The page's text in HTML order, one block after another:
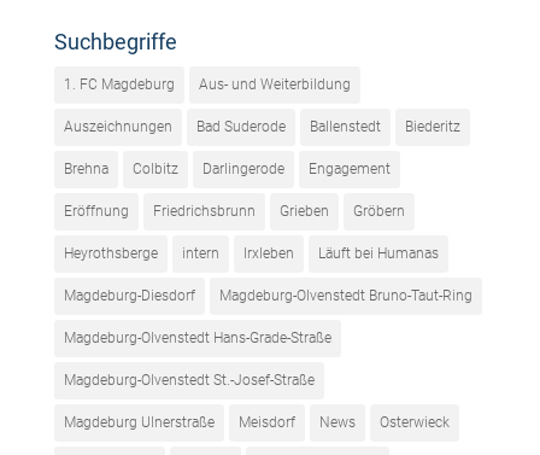
Suchbegriffe
1. FC Magdeburg Aus- und Weiterbildung
Auszeichnungen Bad Suderode Ballenstedt Biederitz
Brehna Colbitz Darlingerode Engagement
Eröffnung Friedrichsbrunn Grieben Gröbern
Heyrothsberge intern Irxleben Läuft bei Humanas
Magdeburg-Diesdorf Magdeburg-Olvenstedt Bruno-Taut-Ring
Magdeburg-Olvenstedt Hans-Grade-Straße
Magdeburg-Olvenstedt St.-Josef-Straße
Magdeburg Ulnerstraße Meisdorf News Osterwieck